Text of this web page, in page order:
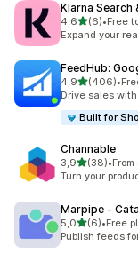
Klarna Search
4,6de 5
(6)
6 total de•Free
Expand your
FeedHub:
4,9de 5(406)
406 total de•
Drive sales
Built for
Channable
3,9de 5 estrelas
(38)
38 total de•
Turn your
Marpipe ‑
5,0de 5 estrelas
(6)
6 total de
•Free
Publish feeds